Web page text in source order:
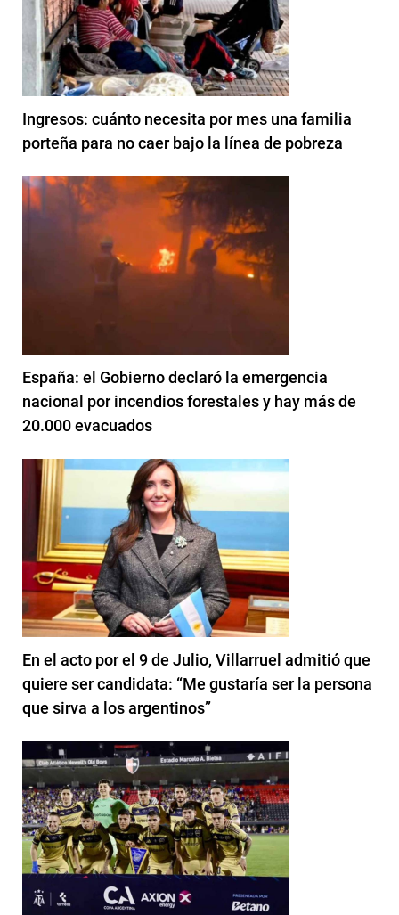
Ingresos: cuánto necesita por mes una familia
porteña para no caer bajo la línea de pobreza
España: el Gobierno declaró la emergencia
nacional por incendios forestales y hay más de
20.000 evacuados
En el acto por el 9 de Julio, Villarruel admitió que
quiere ser candidata: “Me gustaría ser la persona
que sirva a los argentinos”